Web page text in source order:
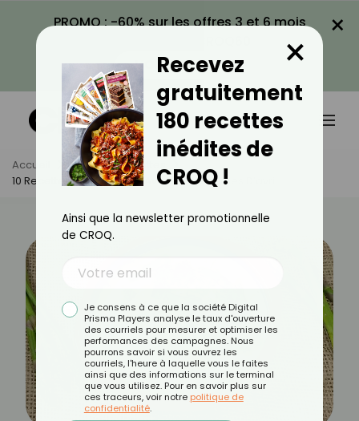
PROMO : -60% sur les offres 3 et 6 mois
VOIR LA PROMO
×
Accueil Actus
Recettes
10 Recettes Savoureuses Avec Des Légumes D’avril
Recevez
gratuitement
180 recettes
inédites de
CROQ !
×
Ainsi que la newsletter promotionnelle
de CROQ.
Je consens à ce que la société Digital
Prisma Players analyse le taux d'ouverture
des courriels pour mesurer et optimiser les
performances des campagnes. Nous
pourrons savoir si vous ouvrez les
courriels, l'heure à laquelle vous le faites
ainsi que des informations sur le terminal
que vous utilisez. Pour en savoir plus sur
ces traceurs, voir notre politique de
confidentialité.